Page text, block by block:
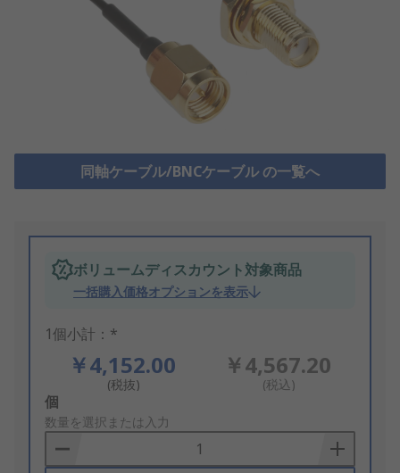
同軸ケーブル/BNCケーブル の一覧へ
ボリュームディスカウント対象商品
一括購入価格オプションを表示
1個小計：*
￥4,152.00
(税抜)
￥4,567.20
(税込)
Add
to
Basket
個
数量を選択または入力